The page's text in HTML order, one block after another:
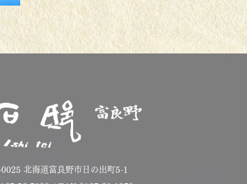
0025 北海道富良野市日の出町5-1